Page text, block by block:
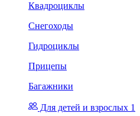
Квадроциклы
Снегоходы
Гидроциклы
Прицепы
Багажники
Для детей и взрослых 1